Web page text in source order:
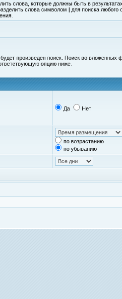
слова, которые должны быть в
слова символом | для поиска любого
произведен поиск. Поиск во вложенных
опцию ниже.
Да Нет
по возрастанию
по убыванию